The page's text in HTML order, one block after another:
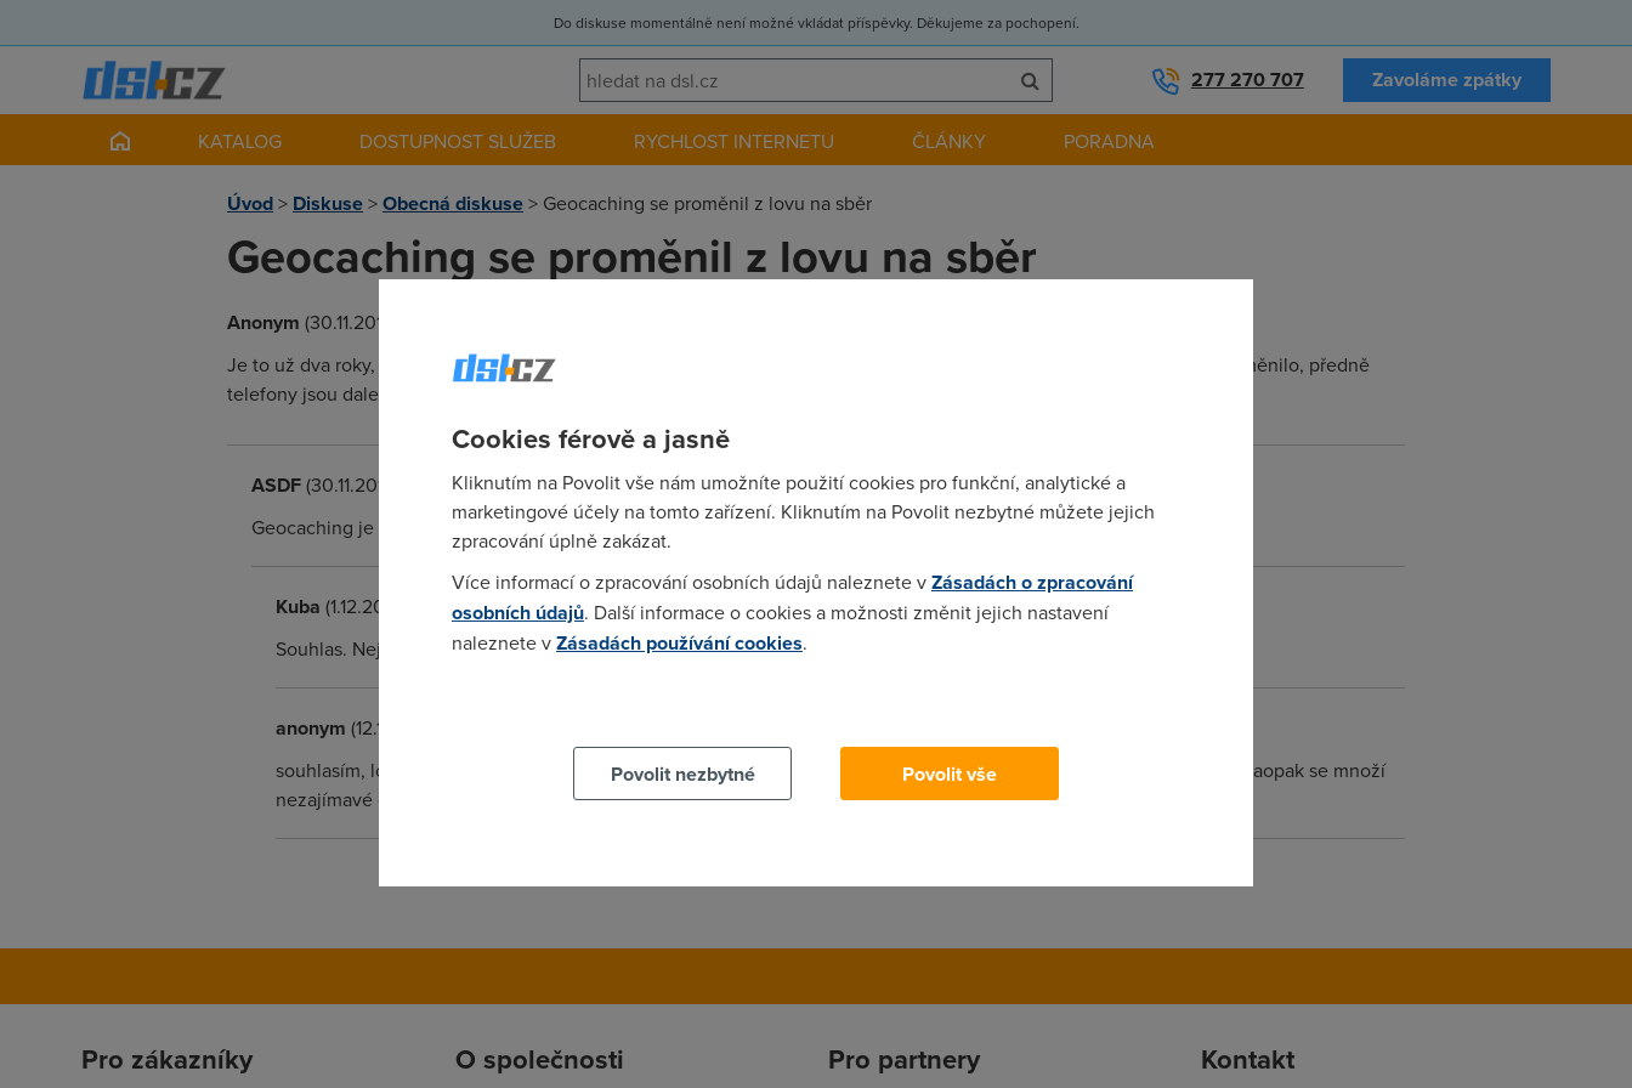
Do diskuse momentálně není možné vkládat příspěvky. Děkujeme za pochopení.
277 270 707 Zavoláme zpátky
KATALOG DOSTUPNOST SLUŽEB RYCHLOST INTERNETU ČLÁNKY PORADNA
Úvod> Diskuse>Obecná diskuse> Geocaching se proměnil z lovu na sběr
Geocaching se proměnil z lovu na sběr
Anonym (30.11.2010 00:00:00)
Je to už dva roky, kdy jsme na DSL.cz poprvé psali o tehdy se slušně rozjíždějícím geocachingu. Od té doby se mnohé změnilo, předně
telefony jsou daleko lépe uzpůsobeny pro lov schránek, ale změnil se i duch celé zábavy.
ASDF(30.11.2010 12:33:34)
Geocaching je takovy, jaky si ho udelate. Zalezi jen na vas..
Kuba (1.12.2010 10:22:51)
Souhlas. Nejlepší je ale stejně objevování nových krásných míst okolo vašeho bydliště. :)
anonym (12.1.2011 21:42:35)
souhlasím, lov si vychutnávám a kešky vybírám hlavně podle místa je už ale pomálu kešek na zajímavých místech, naopak se množí
nezajímavé drive-in kešky, což je mrzuté děti beru sebou rád, ale je to nějak nebere :-)
Pro zákazníky O společnosti Pro partnery Kontakt
Cookies férově a jasně
Kliknutím na Povolit vše nám umožníte použití cookies pro funkční, analytické a
marketingové účely na tomto zařízení. Kliknutím na Povolit nezbytné můžete jejich
zpracování úplně zakázat.
Více informací o zpracování osobních údajů naleznete vZásadách o zpracování
osobních údajů. Další informace o cookies a možnosti změnit jejich nastavení
naleznete vZásadách používání cookies.
Povolit nezbytné
Povolit vše